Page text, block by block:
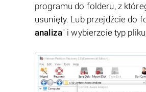
programu do folderu, z
usunięty. Lub przejdźcie do
analiza" i wybierzcie typ